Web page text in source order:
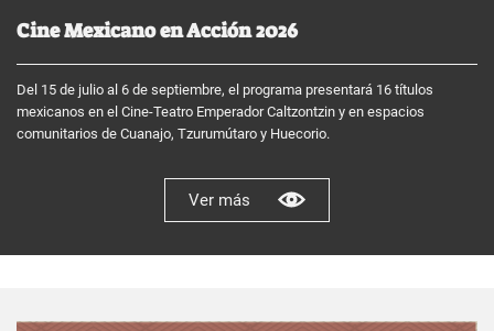
Cine Mexicano en Acción 2026
Del 15 de julio al 6 de septiembre, el programa presentará 16 títulos
mexicanos en el Cine-Teatro Emperador Caltzontzin y en espacios
comunitarios de Cuanajo, Tzurumútaro y Huecorio.
Ver más